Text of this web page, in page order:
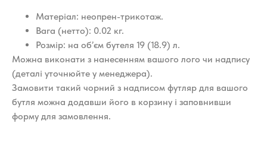
Матеріал: неопрен-трикотаж.
Вага (нетто): 0.02 кг.
Розмір: на об’єм бутеля 19 (18.9) л.
Можна виконати з нанесенням вашого лого чи надпису
(деталі уточнюйте у менеджера).
Замовити такий чорний з надписом футляр для вашого
бутля можна додавши його в корзину і заповнивши
форму для замовлення.